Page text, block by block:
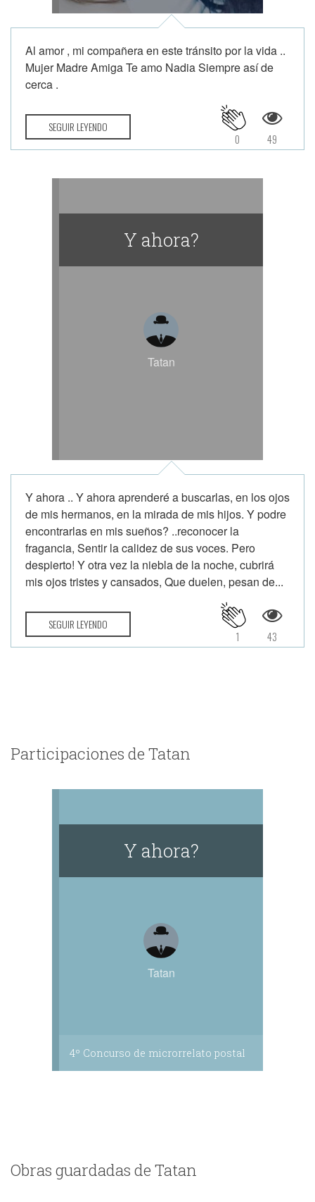
Al amor , mi compañera en este tránsito por la vida ..
Mujer Madre Amiga Te amo Nadia Siempre así de
cerca .
SEGUIR LEYENDO
49
0
Y ahora?
Tatan
Y ahora .. Y ahora aprenderé a buscarlas, en los ojos
de mis hermanos, en la mirada de mis hijos. Y podre
encontrarlas en mis sueños? ..reconocer la
fragancia, Sentir la calidez de sus voces. Pero
despierto! Y otra vez la niebla de la noche, cubrirá
mis ojos tristes y cansados, Que duelen, pesan de...
SEGUIR LEYENDO
43
1
Participaciones de Tatan
Y ahora?
Tatan
4º Concurso de microrrelato postal
Obras guardadas de Tatan